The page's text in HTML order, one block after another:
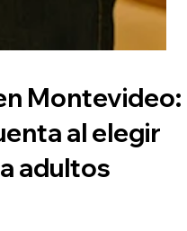
Montevideo:
al elegir
adultos